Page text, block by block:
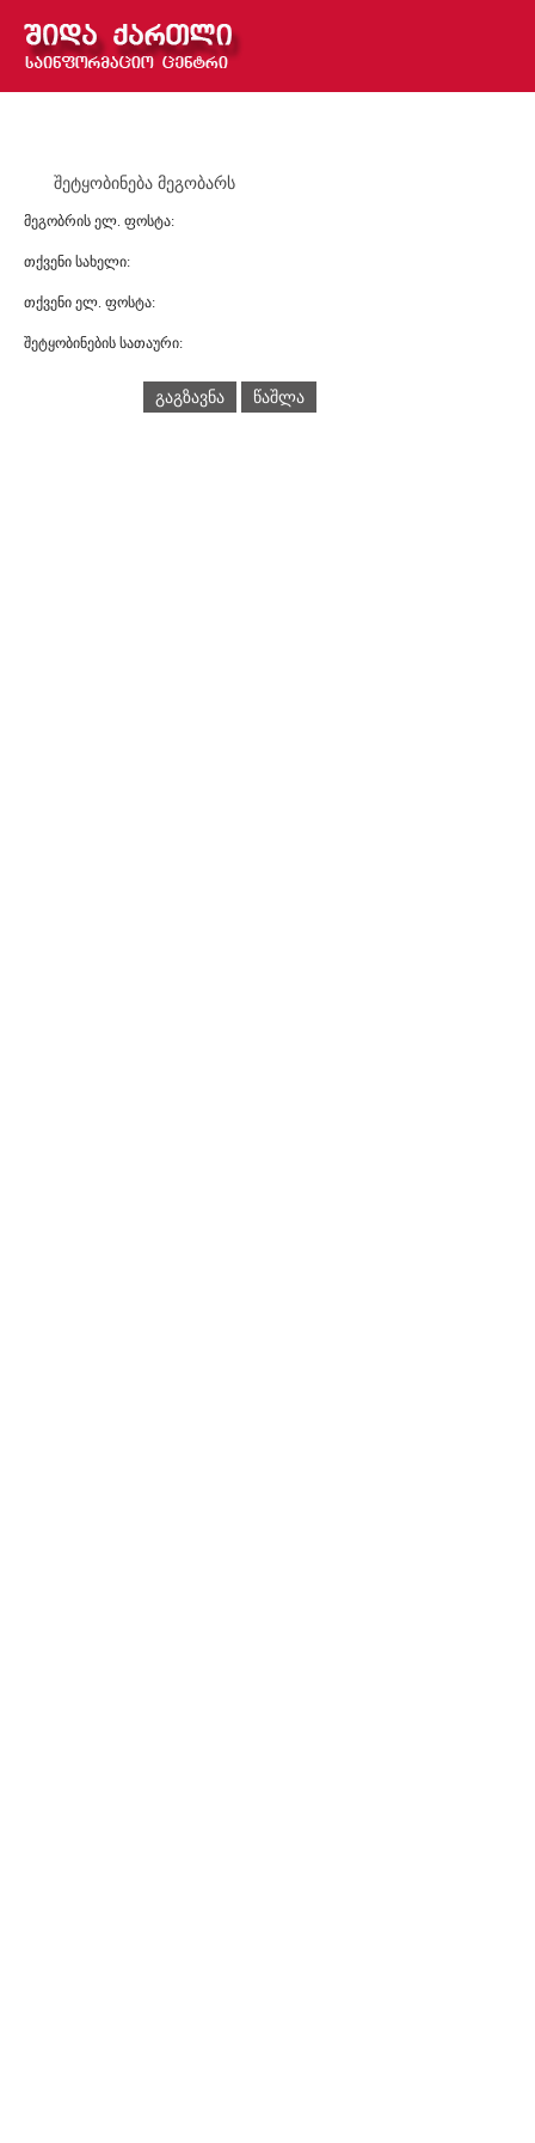
შეტყობინება მეგობარს
მეგობრის ელ. ფოსტა:
თქვენი სახელი:
თქვენი ელ. ფოსტა:
შეტყობინების სათაური:
გაგზავნა წაშლა